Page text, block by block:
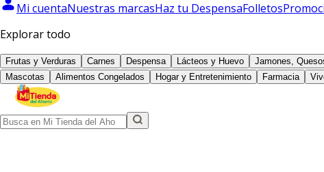
Mi cuentaNuestras marcasHaz tu DespensaFolletos
Explorar todo
Frutas y Verduras Carnes Despensa Lácteos y Huevo Jamones,
Mascotas
Alimentos Congelados Hogar y Entretenimiento Farmacia